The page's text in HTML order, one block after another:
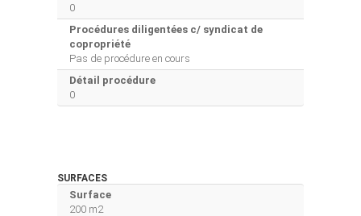
0
Procédures diligentées c/ syndicat de
copropriété
Pas de procédure en cours
Détail procédure
0
SURFACES
Surface
200 m2